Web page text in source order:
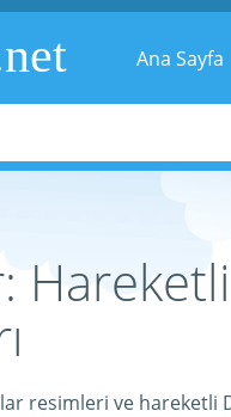
Ana Sayfa
resimleri ve hareketli